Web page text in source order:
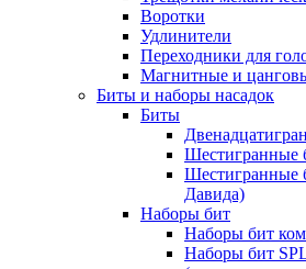
Воротки
Удлинители
Переходники для
Магнитные и
Биты и наборы насадок
Биты
Шестигранные
Шестигранные
Давида)
Наборы бит
Наборы бит
Наборы бит